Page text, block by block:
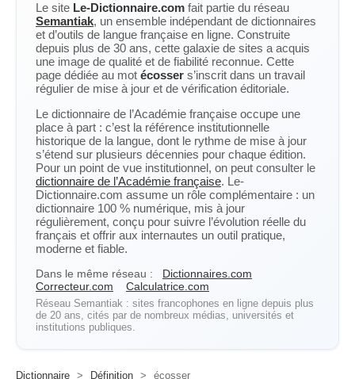
Le site Le-Dictionnaire.com fait partie du réseau
Semantiak, un ensemble indépendant de dictionnaires
et d’outils de langue française en ligne. Construite
depuis plus de 30 ans, cette galaxie de sites a acquis
une image de qualité et de fiabilité reconnue. Cette
page dédiée au mot écosser s’inscrit dans un travail
régulier de mise à jour et de vérification éditoriale.
Le dictionnaire de l’Académie française occupe une
place à part : c’est la référence institutionnelle
historique de la langue, dont le rythme de mise à jour
s’étend sur plusieurs décennies pour chaque édition.
Pour un point de vue institutionnel, on peut consulter le
dictionnaire de l’Académie française. Le-
Dictionnaire.com assume un rôle complémentaire : un
dictionnaire 100 % numérique, mis à jour
régulièrement, conçu pour suivre l’évolution réelle du
français et offrir aux internautes un outil pratique,
moderne et fiable.
Dans le même réseau :
Dictionnaires.com
Correcteur.com
Calculatrice.com
Réseau Semantiak : sites francophones en ligne depuis plus
de 20 ans, cités par de nombreux médias, universités et
institutions publiques.
Dictionnaire > Définition > écosser